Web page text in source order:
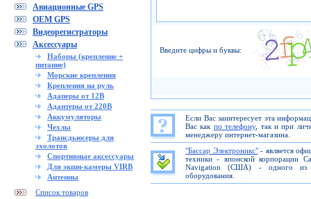
Авиационные GPS
OEM GPS
Видеорегистраторы
Аксессуары
Наборы (крепление +
питание)
Морские крепления
Крепления на руль
Адаперы от 12В
Адаптеры от 220В
Аккумуляторы
Чехлы
Трансдьюсеры для
эхолотов
Спортивные аксессуары
Для экшн-камеры VIRB
Антенны
Список товаров
Введите цифры и буквы:
Если Вас заинтересует эта
Вас как по телефону, так и при
менеджеру интернет-магазина.
"Бассар Электроникс"- является
техники - японской корпорации
Navigation (США) - одного из
оборудования.